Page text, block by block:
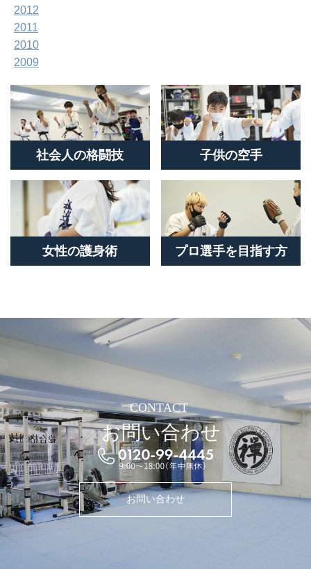
2012
2011
2010
2009
社会人の格闘技 子供の空手
女性の護身術 プロ選手を目指す方
CONTACT
お問い合わせ
お問い合わせ